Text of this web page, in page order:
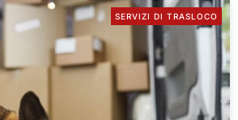
SERVIZI DI TRASLOCO